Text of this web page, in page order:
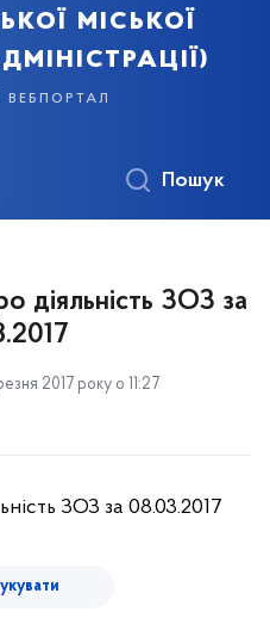
міської
вебпортал
Пошук
діяльність ЗОЗ за
2017 року о 11:27
ЗОЗ за 08.03.2017